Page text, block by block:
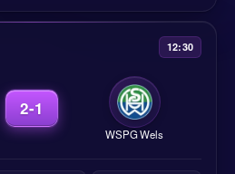
12:30
2-1
WSPG Wels